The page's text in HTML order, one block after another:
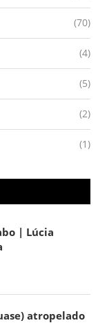
(70)
(4)
(5)
(2)
(1)
| Lúcia
atropelado